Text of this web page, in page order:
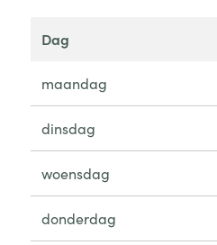
dag
maandag
dinsdag
woensdag
donderdag